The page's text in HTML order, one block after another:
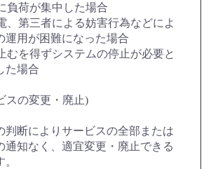
負荷が集中した場合
、第三者による妨害行為などによ
運用が困難になった場合
むを得ずシステムの停止が必要と
た場合
スの変更・廃止)
判断によりサービスの全部または
通知なく、適宜変更・廃止できる